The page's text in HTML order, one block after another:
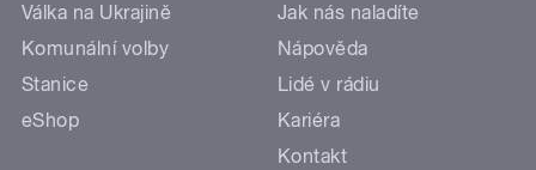
Válka na Ukrajině
Komunální volby
Stanice
eShop
Jak nás naladíte
Nápověda
Lidé v rádiu
Kariéra
Kontakt